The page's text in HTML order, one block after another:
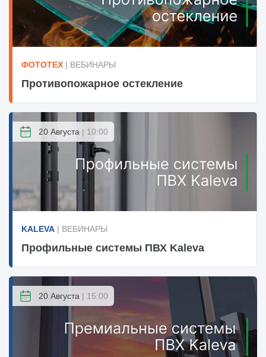
ФОТОТЕХ | ВЕБИНАРЫ
Противопожарное остекление
20 Августа | 10:00
KALEVA | ВЕБИНАРЫ
Профильные системы ПВХ Kaleva
20 Августа | 15:00